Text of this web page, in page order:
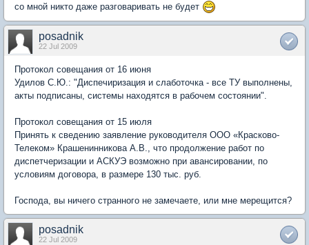
со мной никто даже разговаривать не будет
posadnik
22 Jul 2009
Протокол совещания от 16 июня
Удилов С.Ю.: "Диспечиризация и слаботочка - все ТУ выполнены,
акты подписаны, системы находятся в рабочем состоянии".
Протокол совещания от 15 июля
Принять к сведению заявление руководителя ООО «Красково-
Телеком» Крашенинникова А.В., что продолжение работ по
диспетчеризации и АСКУЭ возможно при авансировании, по
условиям договора, в размере 130 тыс. руб.
Господа, вы ничего странного не замечаете, или мне мерещится?
posadnik
22 Jul 2009